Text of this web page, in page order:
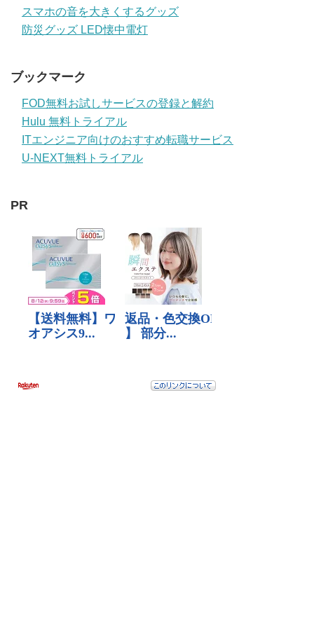
スマホの音を大きくするグッズ
防災グッズ LED懐中電灯
ブックマーク
FOD無料お試しサービスの登録と解約
Hulu 無料トライアル
ITエンジニア向けのおすすめ転職サービス
U-NEXT無料トライアル
PR